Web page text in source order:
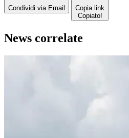
Condividi via Email
Copia link
Copiato!
News correlate